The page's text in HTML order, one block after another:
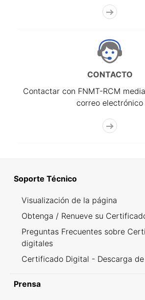
CONTACTO
Contactar con FNMT-RCM
correo electrónico
Soporte Técnico
Visualización de la página
Obtenga / Renueve su
Preguntas Frecuentes sobre
digitales
Certificado Digital - Descarga
Prensa